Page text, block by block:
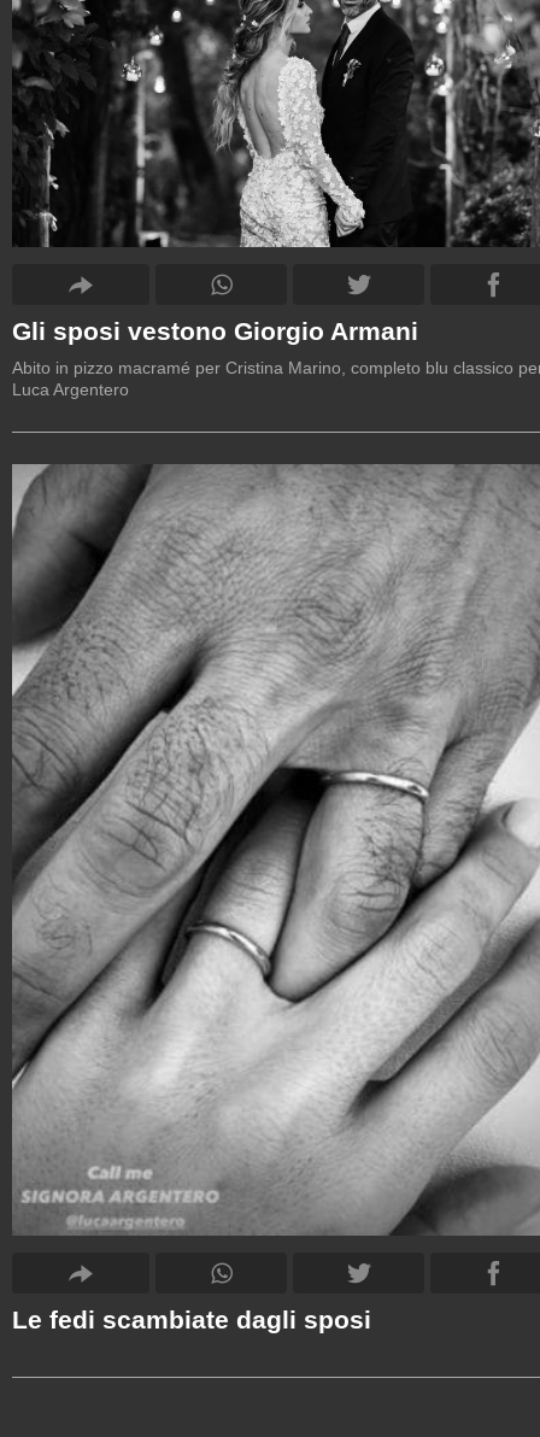
Gli sposi vestono Giorgio Armani
Abito in pizzo macramé per Cristina Marino, completo blu classico
Luca Argentero
Le fedi scambiate dagli sposi